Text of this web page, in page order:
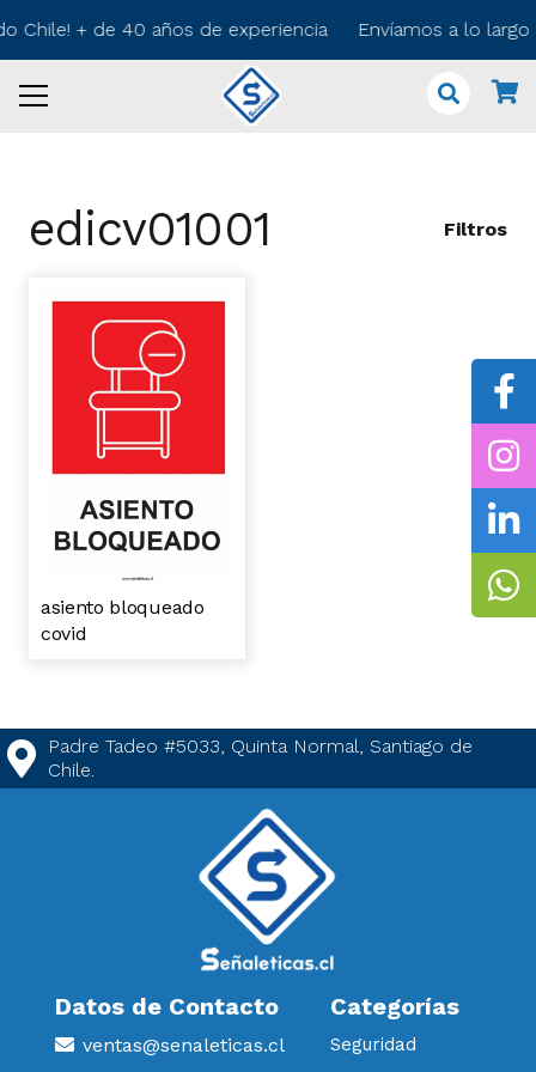
Chile! + de 40 años de experiencia Envíamos a lo
edicv01001 Filtros
asiento bloqueado
covid
Padre Tadeo #5033, Quinta Normal, Santiago de
Chile.
Datos de Contacto
ventas@senaleticas.cl
Categorías
Seguridad